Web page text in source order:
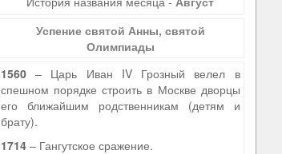
Успение святой Анны, святой
Олимпиады
1560– Царь Иван IV Грозный велел в
спешном порядке строить в Москве дворцы
его ближайшим родственникам (детям и
брату).
1714– Гангутское сражение.